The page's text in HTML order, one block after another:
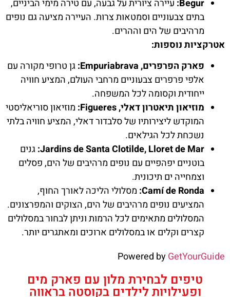
Begur: עיירה ציורית על גבעה, עם טירה מימי הביניים,
בתים צבעוניים וסמטאות צרות. העיירה מציעה גם נופים
מרהיבים של הים וההרים.
אטרקציות נוספות:
פארק הפרפרים, Empuriabrava:
גן טרופי מקורה עם
אלפי פרפרים צבעוניים מרחבי העולם, המציע חוויה
ייחודית וקסומה לכל המשפחה.
מוזיאון תיאטרון דאלי, Figueres:
מוזיאון סוריאליסטי
המוקדש ליצירותיו של סלבדור דאלי, המציע חוויה בלתי
נשכחת לכל הגילאים.
Jardins de Santa Clotilde, Lloret de Mar: גנים
בוטניים יפהפיים עם נופים מרהיבים של הים, פסלים
וצמחייה ים תיכונית.
Camí de Ronda: מסלולי הליכה לאורך החוף,
המציעים נופים מרהיבים של הים, הצוקים והמפרצונים.
המסלולים מתאימים לכל הרמות וניתן לבחור במסלולים
קצרים וקלים או במסלולים ארוכים ומאתגרים יותר.
Powered byGetYourGuide
טיפים לבחירת מלון עם פארק מים
ופעילויות לילדים בקוסטה בראווה